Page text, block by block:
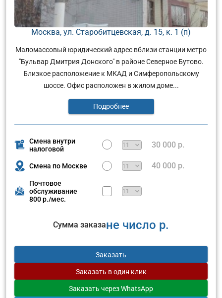
Москва, ул. Старобитцевская, д. 15, к. 1 (п)
Маломассовый юридический адрес вблизи станции метро
"Бульвар Дмитрия Донского" в районе Северное Бутово.
Близкое расположение к МКАД и Симферопольскому
шоссе. Офис расположен в жилом доме...
Подробнее
Смена внутри
налоговой
30 000 р.
Смена по Москве 40 000 р.
Почтовое
обслуживание
800 р./мес.
Сумма заказане число р.
Заказать
Заказать в один клик
Заказать через WhatsApp